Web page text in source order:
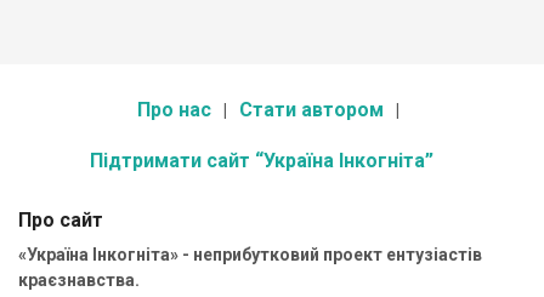
Про нас Стати автором
Підтримати сайт “Україна Інкогніта”
Про сайт
«Україна Інкогніта» - неприбутковий проект ентузіастів
краєзнавства.